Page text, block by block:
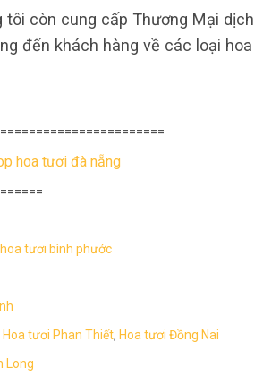
tôi còn cung cấp Thương Mại dịch
đến khách hàng về các loại hoa
hoa tươi đà nẵng
tươi bình phước
Hoa tươi Phan Thiết, Hoa tươi Đồng Nai
Long